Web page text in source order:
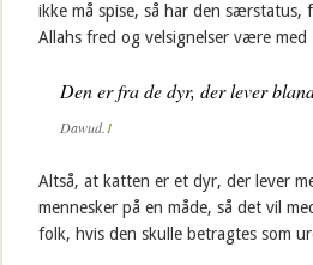
ikke må spise, så har den særstatus,
Allahs fred og velsignelser være med
Den er fra de dyr, der lever
Dawud. 1
Altså, at katten er et dyr, der lever
mennesker på en måde, så det vil
folk, hvis den skulle betragtes som